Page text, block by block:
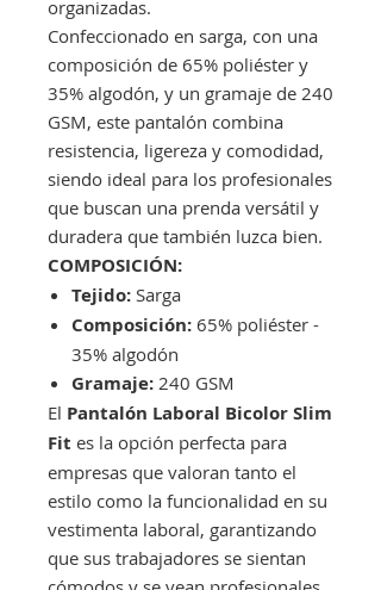
organizadas.
Confeccionado en sarga, con una
composición de 65% poliéster y
35% algodón, y un gramaje de 240
GSM, este pantalón combina
resistencia, ligereza y comodidad,
siendo ideal para los profesionales
que buscan una prenda versátil y
duradera que también luzca bien.
COMPOSICIÓN:
Tejido: Sarga
Composición: 65% poliéster -
35% algodón
Gramaje: 240 GSM
El Pantalón Laboral Bicolor Slim
Fit es la opción perfecta para
empresas que valoran tanto el
estilo como la funcionalidad en su
vestimenta laboral, garantizando
que sus trabajadores se sientan